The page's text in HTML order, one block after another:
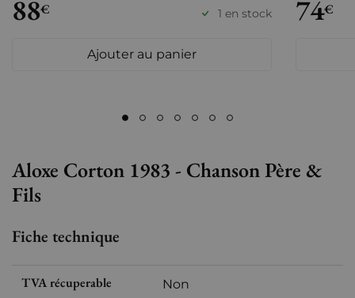
88€ 1 en stock
Ajouter au panier
74€
Aloxe Corton 1983 - Chanson Père &
Fils
Fiche technique
TVA récuperable Non